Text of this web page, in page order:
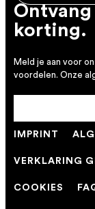
Ontvang
korting.
Meld je aan voor
voordelen. Onze
IMPRINT
VERKLARING
COOKIES